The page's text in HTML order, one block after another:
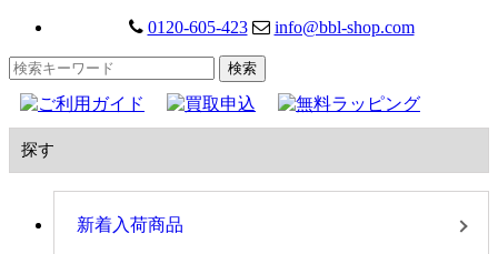
0120-605-423 info@bbl-shop.com
探す
新着入荷商品